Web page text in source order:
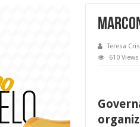
Teresa
610 Views